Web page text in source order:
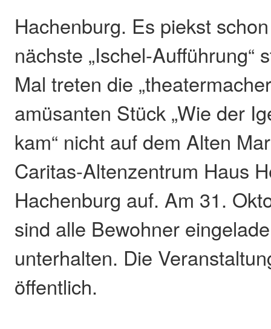
Hachenburg. Es piekst
nächste „Ischel-Aufführung“
Mal treten die
amüsanten Stück „Wie der
kam“ nicht auf dem Alten
Caritas-Altenzentrum Haus
Hachenburg auf. Am 31.
sind alle Bewohner
unterhalten. Die
öffentlich.